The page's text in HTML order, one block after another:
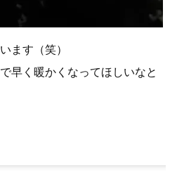
ます（笑）
早く暖かくなってほしいなと